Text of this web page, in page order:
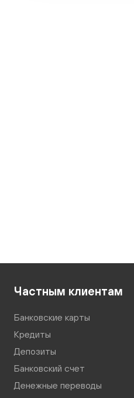
Частным клиентам
Банковские карты
Кредиты
Депозиты
Банковский счет
Денежные переводы